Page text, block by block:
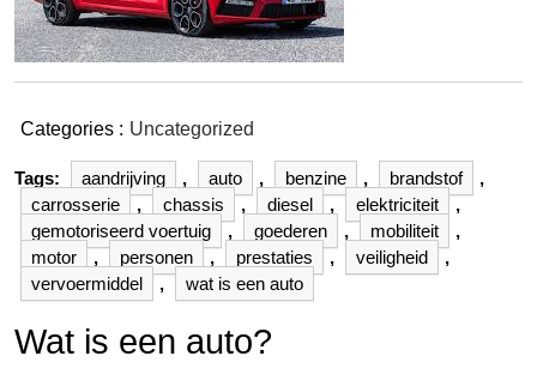
Categories : Uncategorized
Tags: aandrijving , auto , benzine , brandstof
,
carrosserie
, chassis , diesel , elektriciteit
,
gemotoriseerd voertuig
, goederen , mobiliteit
,
motor
, personen , prestaties , veiligheid
,
vervoermiddel
, wat is een auto
Wat is een auto?